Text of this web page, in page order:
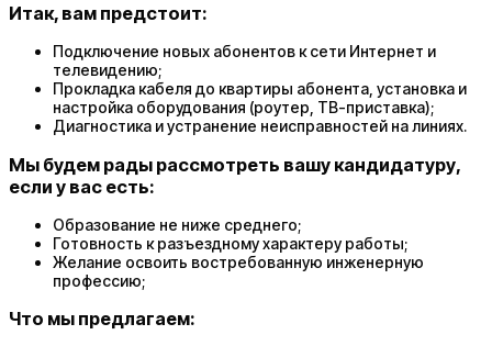
Итак, вам предстоит:
Подключение новых абонентов к сети Интернет и
телевидению;
Прокладка кабеля до квартиры абонента, установка и
настройка оборудования (роутер, ТВ-приставка);
Диагностика и устранение неисправностей на линиях.
Мы будем рады рассмотреть вашу кандидатуру,
если у вас есть:
Образование не ниже среднего;
Готовность к разъездному характеру работы;
Желание освоить востребованную инженерную
профессию;
Что мы предлагаем: